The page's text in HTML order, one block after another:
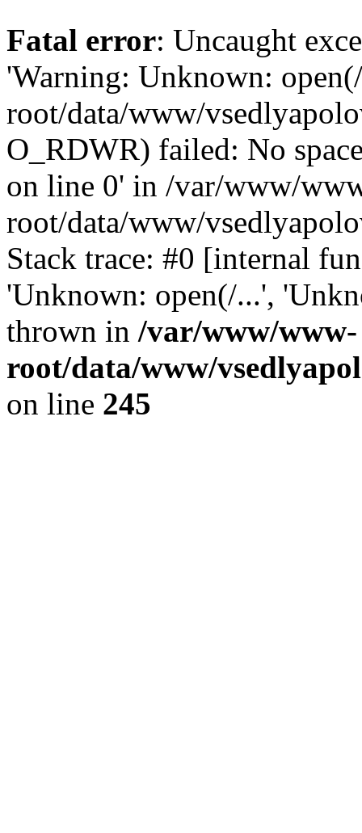
Fatal error: Uncaught
'Warning: Unknown:
root/data/www/
O_RDWR) failed: No
on line 0' in /var/www/
root/data/www/
Stack trace: #0 [internal
'Unknown: open(/...',
thrown in /var/www/www-
root/data/www/
on line 245